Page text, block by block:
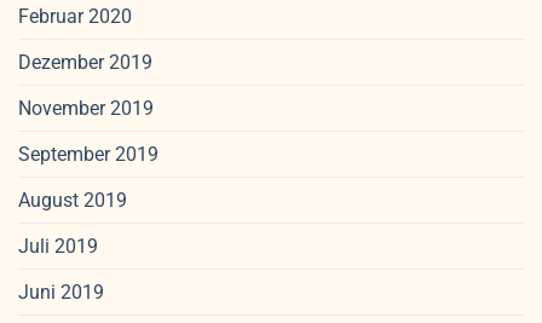
Februar 2020
Dezember 2019
November 2019
September 2019
August 2019
Juli 2019
Juni 2019